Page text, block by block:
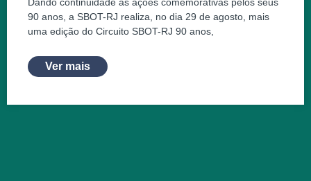
90 anos, a SBOT-RJ realiza, no dia 29 de agosto, mais
uma edição do Circuito SBOT-RJ 90 anos,
Ver mais